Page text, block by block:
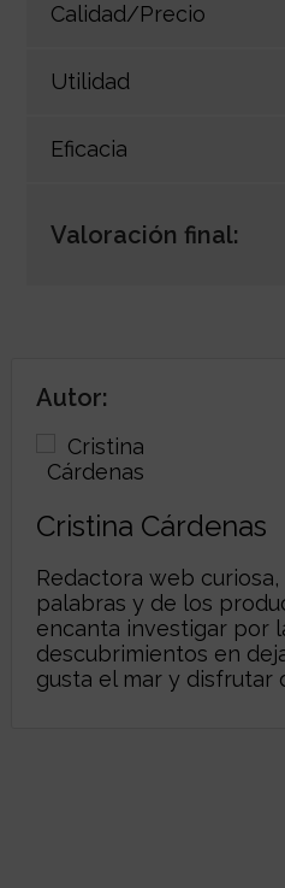
Calidad/Precio
Utilidad
Eficacia
Valoración final:
Autor:
Cristina Cárdenas
Redactora web
palabras y de los
encanta investigar por
descubrimientos en
gusta el mar y disfrutar